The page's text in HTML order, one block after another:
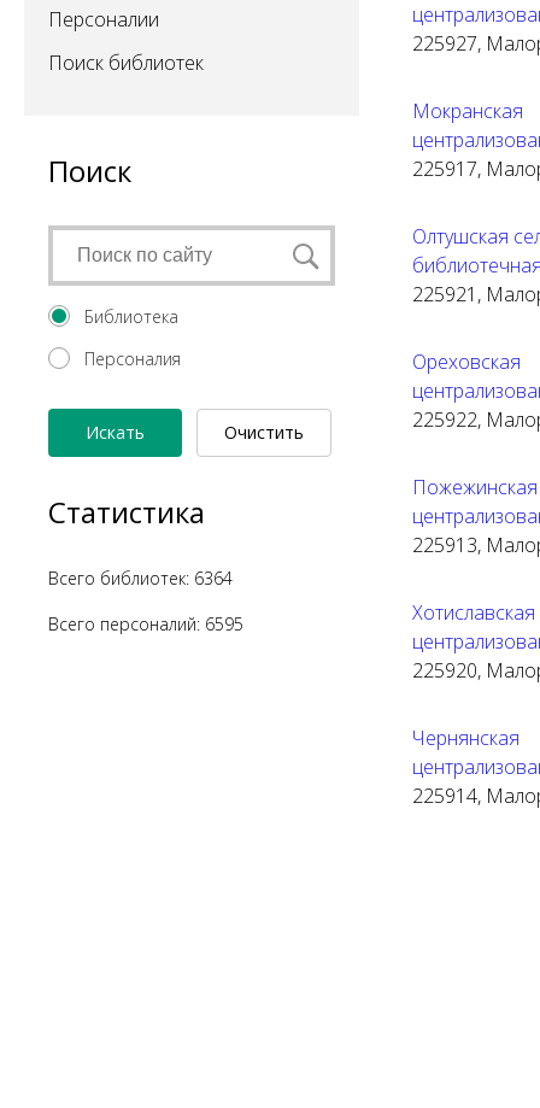
Персоналии
Поиск библиотек
Поиск
Библиотека
Персоналия
Искать
Очистить
Статистика
Всего библиотек: 6364
Всего персоналий: 6595
225927,
225917,
Олтушская
225921,
225922,
225913,
225920,
225914,